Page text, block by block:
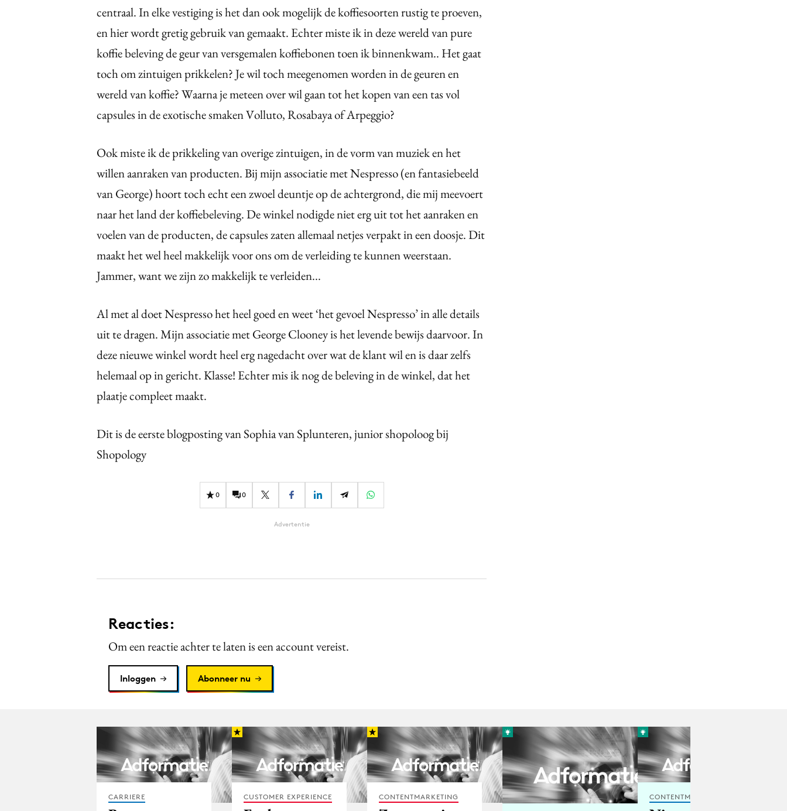
centraal. In elke vestiging is het dan ook mogelijk de koffiesoorten rustig te proeven,
en hier wordt gretig gebruik van gemaakt. Echter miste ik in deze wereld van pure
koffie beleving de geur van versgemalen koffiebonen toen ik binnenkwam.. Het gaat
toch om zintuigen prikkelen? Je wil toch meegenomen worden in de geuren en
wereld van koffie? Waarna je meteen over wil gaan tot het kopen van een tas vol
capsules in de exotische smaken Volluto, Rosabaya of Arpeggio?
Ook miste ik de prikkeling van overige zintuigen, in de vorm van muziek en het
willen aanraken van producten. Bij mijn associatie met Nespresso (en fantasiebeeld
van George) hoort toch echt een zwoel deuntje op de achtergrond, die mij meevoert
naar het land der koffiebeleving. De winkel nodigde niet erg uit tot het aanraken en
voelen van de producten, de capsules zaten allemaal netjes verpakt in een doosje. Dit
maakt het wel heel makkelijk voor ons om de verleiding te kunnen weerstaan.
Jammer, want we zijn zo makkelijk te verleiden...
Al met al doet Nespresso het heel goed en weet ‘het gevoel Nespresso’ in alle details
uit te dragen. Mijn associatie met George Clooney is het levende bewijs daarvoor. In
deze nieuwe winkel wordt heel erg nagedacht over wat de klant wil en is daar zelfs
helemaal op in gericht. Klasse! Echter mis ik nog de beleving in de winkel, dat het
plaatje compleet maakt.
Dit is de eerste blogposting van Sophia van Splunteren, junior shopoloog bij
Shopology
0 0
Advertentie
Reacties:
Om een reactie achter te laten is een account vereist.
Inloggen Abonneer nu
CARRIERE CUSTOMER EXPERIENCE CONTENTMARKETING CONTENTMARKETING